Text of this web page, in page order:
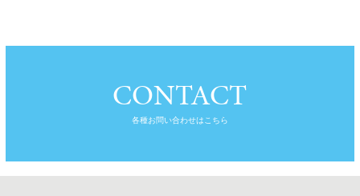
CONTACT
各種お問い合わせはこちら